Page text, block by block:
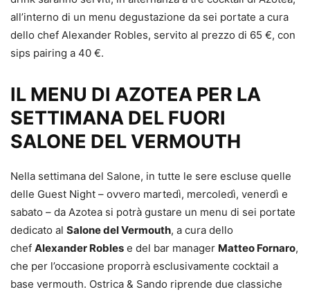
all’interno di un menu degustazione da sei portate a cura
dello chef Alexander Robles, servito al prezzo di 65 €, con
sips pairing a 40 €.
IL MENU DI AZOTEA PER LA
SETTIMANA DEL FUORI
SALONE DEL VERMOUTH
Nella settimana del Salone, in tutte le sere escluse quelle
delle Guest Night – ovvero martedì, mercoledì, venerdì e
sabato – da Azotea si potrà gustare un menu di sei portate
dedicato al Salone del Vermouth, a cura dello
chef Alexander Robles e del bar manager Matteo Fornaro,
che per l’occasione proporrà esclusivamente cocktail a
base vermouth. Ostrica & Sando riprende due classiche